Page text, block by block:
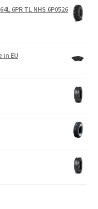
6PR TL NHS 6P0526
in EU